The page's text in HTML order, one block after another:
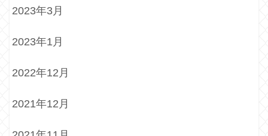
2023年3月
2023年1月
2022年12月
2021年12月